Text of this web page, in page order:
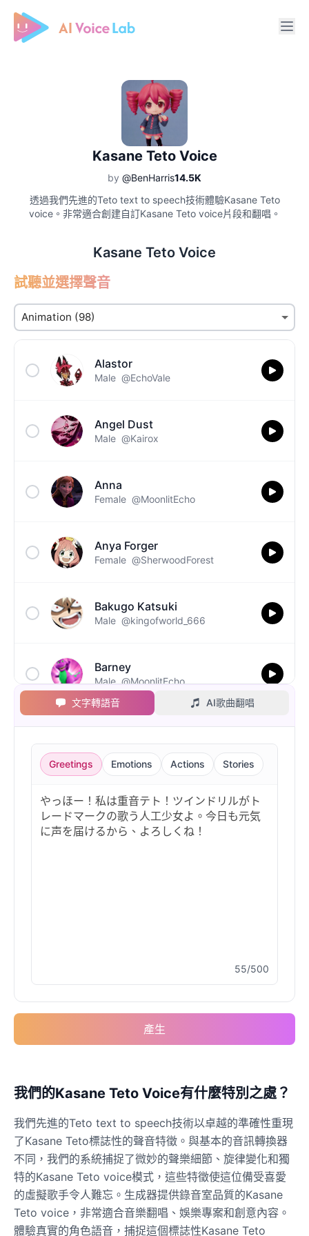
Free AI Cover & AI Voice Over
Kasane Teto Voice
by @BenHarris14.5K
透過我們先進的Teto text to speech技術體驗Kasane Teto
voice。非常適合創建自訂Kasane Teto voice片段和翻唱。
Kasane Teto Voice
試聽並選擇聲音
Alastor
Male @EchoVale
Angel Dust
Male @Kairox
Anna
Female @MoonlitEcho
Anya Forger
Female @SherwoodForest
Bakugo Katsuki
Male @kingofworld_666
Barney
Male @MoonlitEcho
Bluey
Female @EchoVale
Male @IdeaSynth
Male @SilentNova
Male @ByteFlow
Caine
Cyn
Female @CherryNova
Daddy Pig
Male @QuantumRune
文字轉語音 AI歌曲翻唱
Greetings Emotions Actions Stories
55/500
產生
我們的Kasane Teto Voice有什麼特別之處？
我們先進的Teto text to speech技術以卓越的準確性重現
了Kasane Teto標誌性的聲音特徵。與基本的音訊轉換器
不同，我們的系統捕捉了微妙的聲樂細節、旋律變化和獨
特的Kasane Teto voice模式，這些特徵使這位備受喜愛
的虛擬歌手令人難忘。生成器提供錄音室品質的Kasane
Teto voice，非常適合音樂翻唱、娛樂專案和創意內容。
體驗真實的角色語音，捕捉這個標誌性Kasane Teto